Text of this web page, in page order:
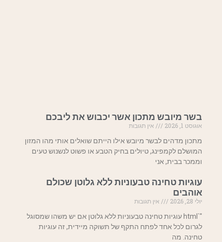
בשר מיובש מתכון אשר יכבוש את ליבכם
אוגוסט 1, 2026
אין תגובות
מתכון מדהים לבשר מיובש אילו הייתם שואלים אותי מהו המזון
המושלם לקמפינג, טיולים בחיק הטבע או פשוט לנשנוש טעים
וממכר בבית, אני
עוגיות טחינה טבעוניות ללא גלוטן שכולם
אוהבים
יולי 28, 2026
אין תגובות
"`html עוגיות טחינה טבעוניות ללא גלוטן אם יש משהו שמסוגל
לגרום לכל אחד לפתח התקף של תשוקה מיידית, זה עוגיות
טחינה. מה